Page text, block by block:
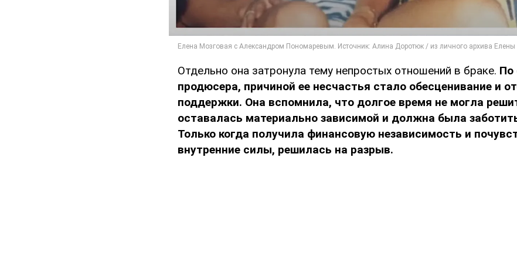
Отдельно она затронула тему непростых отношений в браке. По
продюсера, причиной ее несчастья стало обесценивание и
поддержки. Она вспомнила, что долгое время не могла
оставалась материально зависимой и должна была
Только когда получила финансовую независимость и
внутренние силы, решилась на разрыв.